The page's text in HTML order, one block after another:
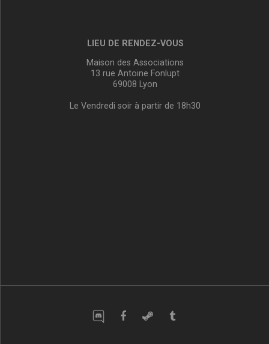
LIEU DE RENDEZ-VOUS
Maison des Associations
13 rue Antoine Fonlupt
69008 Lyon
Le Vendredi soir à partir de 18h30